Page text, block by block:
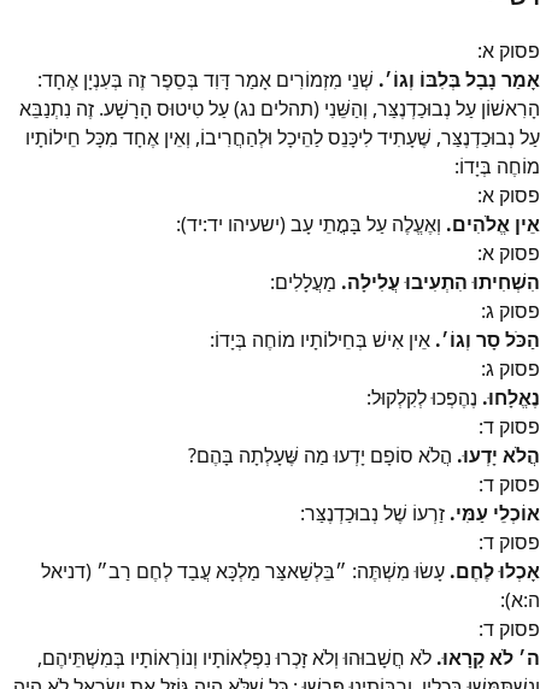
פסוק א:
אָמַר נָבָל בְּלִבּוֹ וְגוֹ׳. שְׁנֵי מִזְמוֹרִים אָמַר דָּוִד בְּסֵפֶר זֶה בְּעִנְיָן אֶחָד:
הָרִאשׁוֹן עַל נְבוּכַדְנֶצַּר, וְהַשֵּׁנִי (תהלים נג) עַל טִיטוּס הָרָשָׁע. זֶה נִתְנַבֵּא
עַל נְבוּכַדְנֶצַּר, שֶׁעָתִיד לִיכָּנֵס לַהֵיכָל וּלְהַחֲרִיבוֹ, וְאֵין אֶחָד מִכָּל חֵילוֹתָיו
מוֹחֶה בְּיָדוֹ:
פסוק א:
אֵין אֱלֹהִים. וְאֶעֱלֶה עַל בָּמֳתֵי עָב (ישעיהו יד:יד):
פסוק א:
הִשְׁחִיתוּ הִתְעִיבוּ עֲלִילָה. מַעֲלָלִים:
פסוק ג:
הַכֹּל סָר וְגוֹ׳. אֵין אִישׁ בְּחֵילוֹתָיו מוֹחֶה בְּיָדוֹ:
פסוק ג:
נֶאֱלָחוּ. נֶהֶפְכוּ לְקִלְקוּל:
פסוק ד:
הֲלֹא יָדְעוּ. הֲלֹא סוֹפָם יָדְעוּ מַה שֶּׁעָלְתָה בָּהֶם?
פסוק ד:
אוֹכְלֵי עַמִּי. זַרְעוֹ שֶׁל נְבוּכַדְנֶצַּר:
פסוק ד:
אָכְלוּ לֶחֶם. עָשׂוּ מִשְׁתֶּה: ״בֵּלְשַׁאצַּר מַלְכָּא עֲבַד לְחֶם רַב״ (דניאל
ה:א):
פסוק ד:
ה׳ לֹא קָרָאוּ. לֹא חֲשָׁבוּהוּ וְלֹא זָכְרוּ נִפְלְאוֹתָיו וְנוֹרְאוֹתָיו בְּמִשְׁתֵּיהֶם,